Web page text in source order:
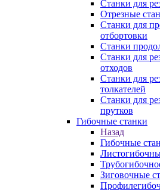
Станки для
Отрезные
Станки для
отбортовки
Станки
Станки для
отходов
Станки для
толкателей
Станки для
прутков
Гибочные станки
Назад
Гибочные
Зиговочные